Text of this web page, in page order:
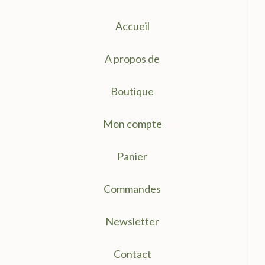
Accueil
A propos de
Boutique
Mon compte
Panier
Commandes
Newsletter
Contact